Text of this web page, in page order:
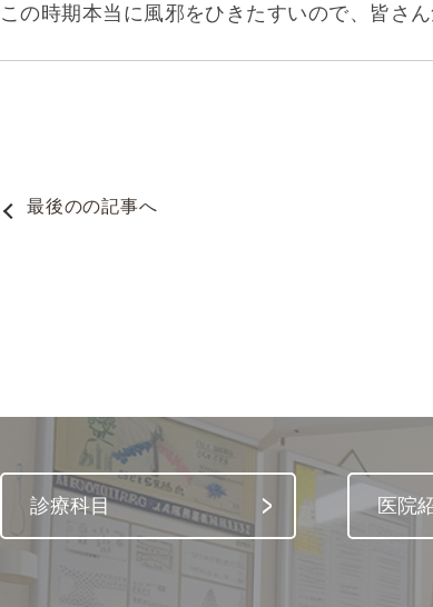
この時期本当に風邪をひきたすいので、皆さ
最後のの記事へ
診療科目 医院